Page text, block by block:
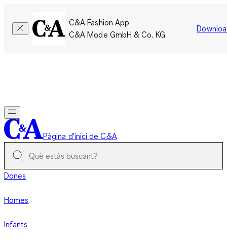
C&A Fashion App
C&A Mode GmbH & Co. KG
Pàgina d'inici de C&A
Dones
Homes
Infants